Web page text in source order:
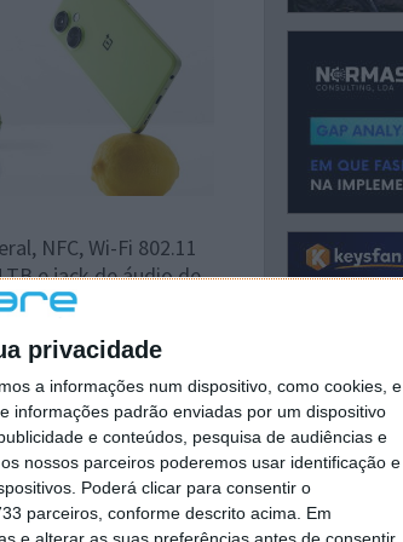
privacidade
a informações num dispositivo, como cookies, e
informações padrão enviadas por um dispositivo
e conteúdos, pesquisa de audiências e
nossos parceiros poderemos usar identificação e
Poderá clicar para consentir o
parceiros, conforme descrito acima. Em
NFC, Wi-Fi 802.11
e jack de áudio de
5G